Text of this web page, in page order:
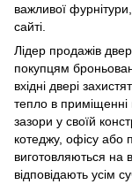
важливої
сайті.
Лідер продажів
покупцям
вхідні двері
тепло в приміщенні
зазори у своїй
котеджу, офісу або
виготовляються на
відповідають усім